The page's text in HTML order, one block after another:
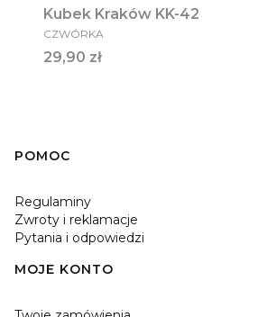
Kubek Kraków KK-42
PRODUCENT
CZWÓRKA
Cena
29,90 zł
Linki w stopce
POMOC
Regulaminy
Zwroty i reklamacje
Pytania i odpowiedzi
MOJE KONTO